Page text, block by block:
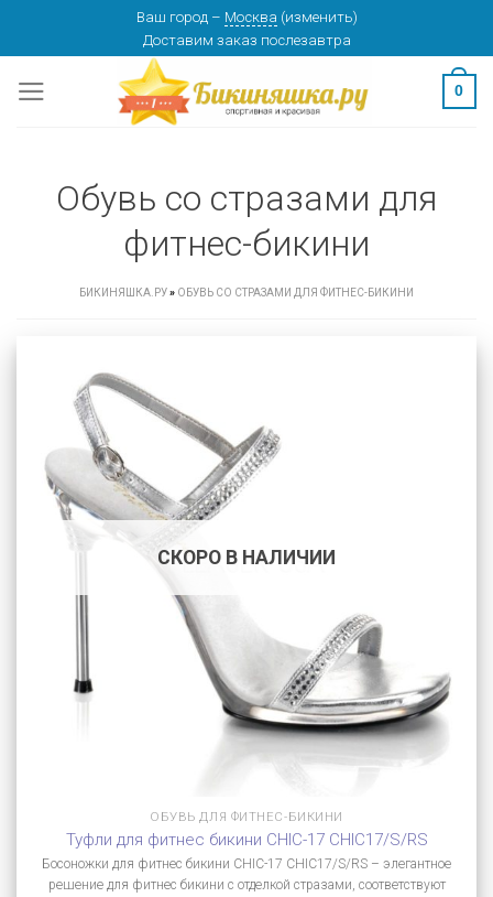
content
Ваш город – Москва (изменить)
Доставим заказ послезавтра
0
Обувь со стразами для
фитнес-бикини
БИКИНЯШКА.РУ» ОБУВЬ СО СТРАЗАМИ ДЛЯ ФИТНЕС-БИКИНИ
СКОРО В НАЛИЧИИ
ОБУВЬ ДЛЯ ФИТНЕС-БИКИНИ
Туфли для фитнес бикини CHIC-17 CHIC17/S/RS
Босоножки для фитнес бикини CHIC-17 CHIC17/S/RS – элегантное
решение для фитнес бикини с отделкой стразами, соответствуют